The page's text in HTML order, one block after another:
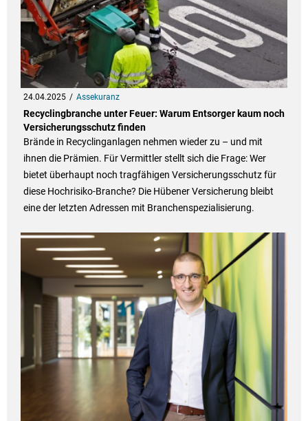
24.04.2025 Assekuranz
Recyclingbranche unter Feuer: Warum Entsorger kaum noch
Versicherungsschutz finden
Brände in Recyclinganlagen nehmen wieder zu – und mit
ihnen die Prämien. Für Vermittler stellt sich die Frage: Wer
bietet überhaupt noch tragfähigen Versicherungsschutz für
diese Hochrisiko-Branche? Die Hübener Versicherung bleibt
eine der letzten Adressen mit Branchenspezialisierung.